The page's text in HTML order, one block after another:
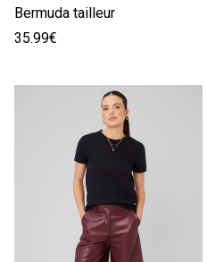
Bermuda tailleur
35.99€